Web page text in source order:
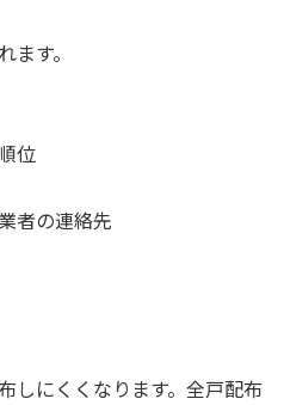
す。
位
者の連絡先
しにくくなります。全戸配布